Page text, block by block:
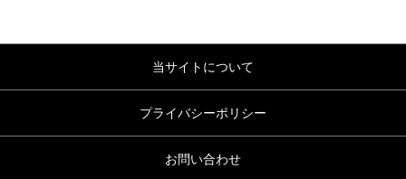
当サイトについて
プライバシーポリシー
お問い合わせ